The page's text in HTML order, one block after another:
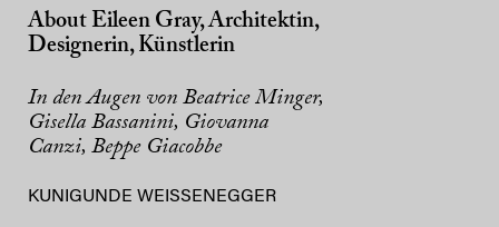
About Eileen Gray, Architektin,
Designerin, Künstlerin
In den Augen von Beatrice Minger,
Gisella Bassanini, Giovanna
Canzi, Beppe Giacobbe
KUNIGUNDE WEISSENEGGER